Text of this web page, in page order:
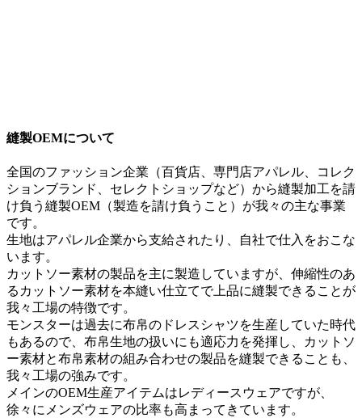
縫製OEMについて
全国のファッション企業（百貨店、専門店アパレル、コレク
ションブランド、セレクトショップなど）から縫製加工を請
け負う縫製OEM（製造を請け負うこと）が我々の主な事業
です。
生地はアパレル企業から支給されたり、自社で仕入をおこな
います。
カットソー素材の製品を主に製造していますが、伸縮性のあ
るカットソー素材を本縫い仕立てで上品に縫製できることが
我々工場の特徴です。
モンスターは過去に布帛のドレスシャツを生産していた時代
もあるので、布帛生地の扱いにも適応力を発揮し、カットソ
ー素材と布帛素材の組み合わせの製品を縫製できることも、
我々工場の強みです。
メインのOEM生産アイテムはレディースウェアですが、
徐々にメンズウェアの比率も高まってきています。